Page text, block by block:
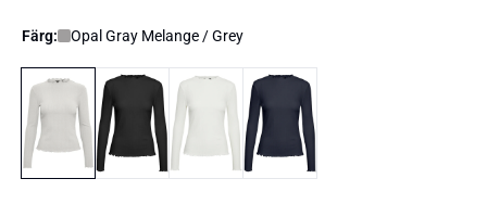
Färg: Opal Gray Melange / Grey